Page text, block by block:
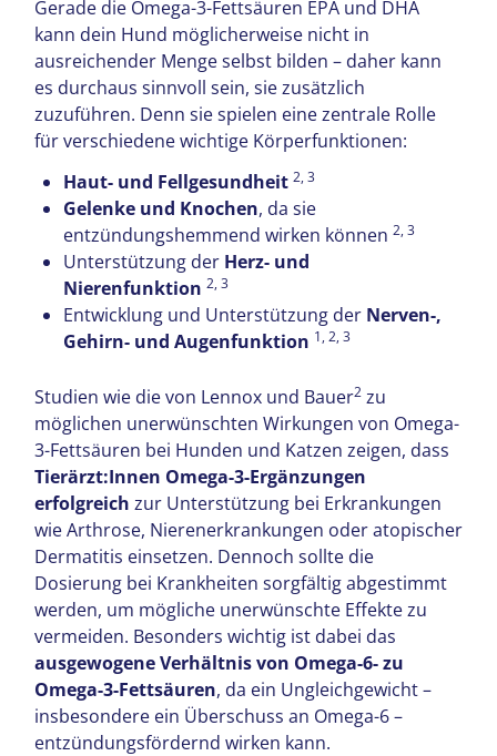
Gerade die Omega-3-Fettsäuren EPA und DHA
kann dein Hund möglicherweise nicht in
ausreichender Menge selbst bilden – daher kann
es durchaus sinnvoll sein, sie zusätzlich
zuzuführen. Denn sie spielen eine zentrale Rolle
für verschiedene wichtige Körperfunktionen:
Haut- und Fellgesundheit 2, 3
Gelenke und Knochen, da sie
entzündungshemmend wirken können 2, 3
Unterstützung der Herz- und
Nierenfunktion 2, 3
Entwicklung und Unterstützung der Nerven-,
Gehirn- und Augenfunktion 1, 2, 3
Studien wie die von Lennox und Bauer2 zu
möglichen unerwünschten Wirkungen von Omega-
3-Fettsäuren bei Hunden und Katzen zeigen, dass
Tierärzt:Innen Omega-3-Ergänzungen
erfolgreich zur Unterstützung bei Erkrankungen
wie Arthrose, Nierenerkrankungen oder atopischer
Dermatitis einsetzen. Dennoch sollte die
Dosierung bei Krankheiten sorgfältig abgestimmt
werden, um mögliche unerwünschte Effekte zu
vermeiden. Besonders wichtig ist dabei das
ausgewogene Verhältnis von Omega-6- zu
Omega-3-Fettsäuren, da ein Ungleichgewicht –
insbesondere ein Überschuss an Omega-6 –
entzündungsfördernd wirken kann.